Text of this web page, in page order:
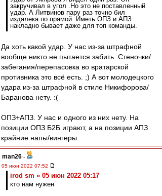
закручивал в угол .Но это не поставленный
удар. А Литвинов пару раз точно бил
издалека по прямой. Иметь ОПЗ и АПЗ
накладно бывает даже для топ команды.
Да хоть какой удар. У нас из-за штрафной
вообще никто не пытается забить. Стеночки/
забегания/перепасовка во вратарской
противника это всё есть. ;) А вот молодецкого
удара из-за штрафной в стиле Никифорова/
Баранова нету. :(
ОПЗ+АПЗ. У нас и одного из них нету. На
позиции ОПЗ Б2Б играют, а на позиции АПЗ
крайние напы/вингеры.
man26 -
05 июн 2022 07:52
irod sm » 05 июн 2022 05:17
кто нам нужен